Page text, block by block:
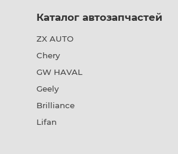
Каталог автозапчастей
ZX AUTO
Chery
GW HAVAL
Geely
Brilliance
Lifan